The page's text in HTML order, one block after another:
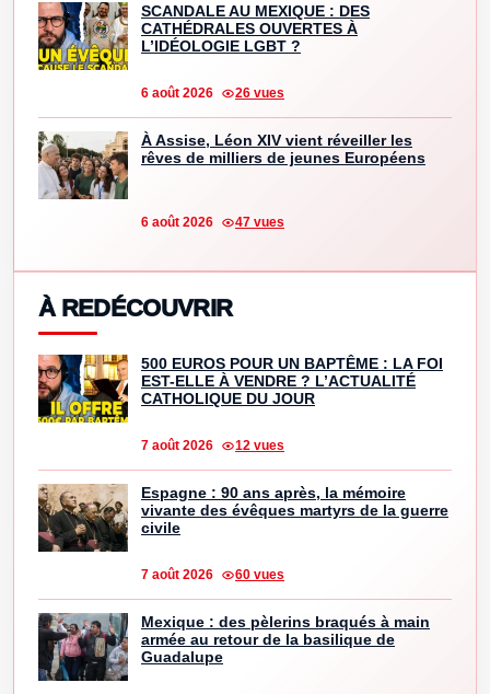
SCANDALE AU MEXIQUE : DES
CATHÉDRALES OUVERTES À
L’IDÉOLOGIE LGBT ?
6 août 2026 26 vues
À Assise, Léon XIV vient réveiller les
rêves de milliers de jeunes Européens
6 août 2026 47 vues
À REDÉCOUVRIR
500 EUROS POUR UN BAPTÊME : LA FOI
EST-ELLE À VENDRE ? L’ACTUALITÉ
CATHOLIQUE DU JOUR
7 août 2026 12 vues
Espagne : 90 ans après, la mémoire
vivante des évêques martyrs de la guerre
civile
7 août 2026 60 vues
Mexique : des pèlerins braqués à main
armée au retour de la basilique de
Guadalupe